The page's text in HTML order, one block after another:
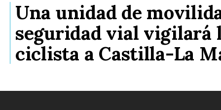
Una unidad de
seguridad vial vigilará
ciclista a Castilla-La